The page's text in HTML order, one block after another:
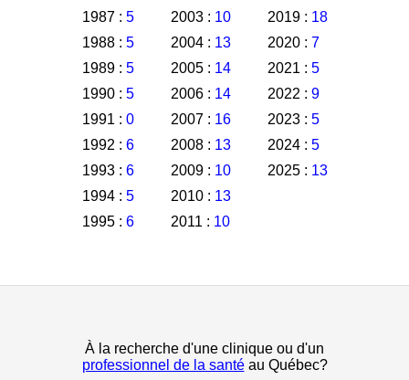
1987 : 5
1988 : 5
1989 : 5
1990 : 5
1991 : 0
1992 : 6
1993 : 6
1994 : 5
1995 : 6
2003 : 10
2004 : 13
2005 : 14
2006 : 14
2007 : 16
2008 : 13
2009 : 10
2010 : 13
2011 : 10
2019 : 18
2020 : 7
2021 : 5
2022 : 9
2023 : 5
2024 : 5
2025 : 13
À la recherche d'une clinique ou d'un
professionnel de la santéau Québec?